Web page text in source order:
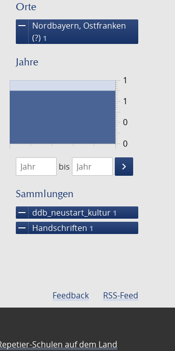
Orte
remove
Nordbayern, Ostfranken
(?) 1
Jahre
0
1
0
1
1474
1475
bis
keyboard_arrow_right
Suche
Sammlungen
remove ddb_neustart_kultur 1
remove Handschriften 1
Feedback RSS-Feed
Schulen auf dem Land